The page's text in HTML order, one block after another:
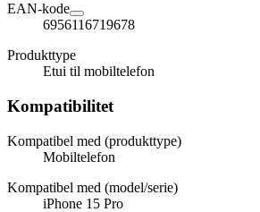
EAN-kode
6956116719678
Produkttype
Etui til mobiltelefon
Kompatibilitet
Kompatibel med (produkttype)
Mobiltelefon
Kompatibel med (model/serie)
iPhone 15 Pro